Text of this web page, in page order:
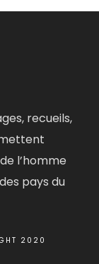
recueils,
l’homme
pays du
2020